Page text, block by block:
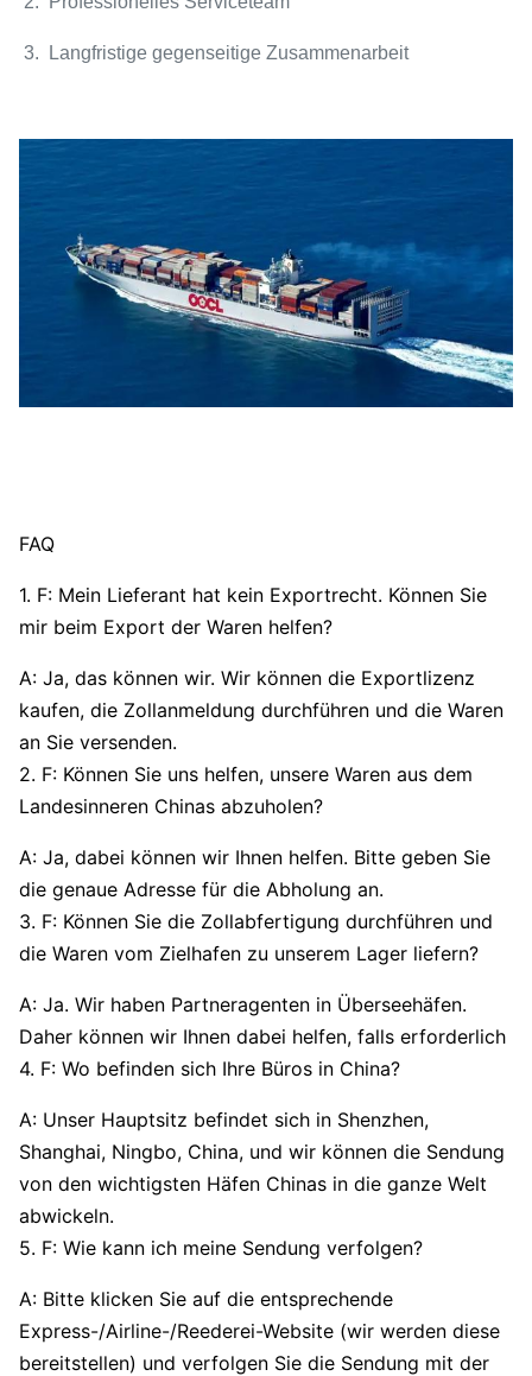
3. Langfristige gegenseitige Zusammenarbeit
FAQ
1. F: Mein Lieferant hat kein Exportrecht. Können Sie
mir beim Export der Waren helfen?
A: Ja, das können wir. Wir können die Exportlizenz
kaufen, die Zollanmeldung durchführen und die Waren
an Sie versenden.
2. F: Können Sie uns helfen, unsere Waren aus dem
Landesinneren Chinas abzuholen?
A: Ja, dabei können wir Ihnen helfen. Bitte geben Sie
die genaue Adresse für die Abholung an.
3. F: Können Sie die Zollabfertigung durchführen und
die Waren vom Zielhafen zu unserem Lager liefern?
A: Ja. Wir haben Partneragenten in Überseehäfen.
Daher können wir Ihnen dabei helfen, falls erforderlich
4. F: Wo befinden sich Ihre Büros in China?
A: Unser Hauptsitz befindet sich in Shenzhen,
Shanghai, Ningbo, China, und wir können die Sendung
von den wichtigsten Häfen Chinas in die ganze Welt
abwickeln.
5. F: Wie kann ich meine Sendung verfolgen?
A: Bitte klicken Sie auf die entsprechende
Express-/Airline-/Reederei-Website (wir werden diese
bereitstellen) und verfolgen Sie die Sendung mit der